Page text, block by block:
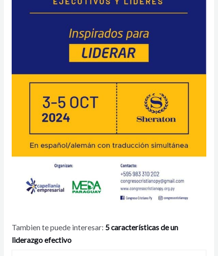
Tambien te puede interesar: 5 características de un
liderazgo efectivo